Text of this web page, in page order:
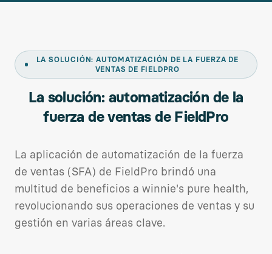
LA SOLUCIÓN: AUTOMATIZACIÓN DE LA FUERZA DE
VENTAS DE FIELDPRO
La solución: automatización de la
fuerza de ventas de FieldPro
La aplicación de automatización de la fuerza
de ventas (SFA) de FieldPro brindó una
multitud de beneficios a winnie's pure health,
revolucionando sus operaciones de ventas y su
gestión en varias áreas clave.